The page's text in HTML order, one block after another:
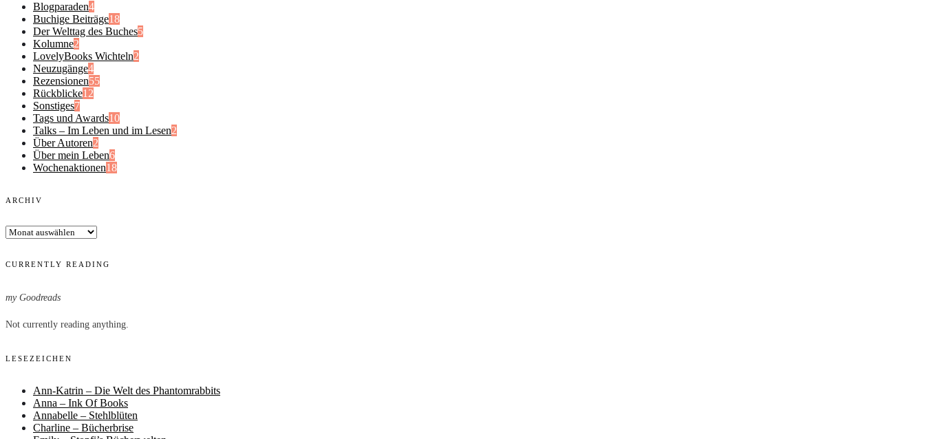
Blogparaden4
Buchige Beiträge18
Der Welttag des Buches5
Kolumne2
LovelyBooks Wichteln2
Neuzugänge4
Rezensionen55
Rückblicke12
Sonstiges7
Tags und Awards10
Talks – Im Leben und im Lesen2
Über Autoren2
Über mein Leben6
Wochenaktionen18
ARCHIV
Archiv
CURRENTLY READING
my Goodreads
Not currently reading anything.
LESEZEICHEN
Ann-Katrin – Die Welt des Phantomrabbits
Anna – Ink Of Books
Annabelle – Stehlblüten
Charline – Bücherbrise